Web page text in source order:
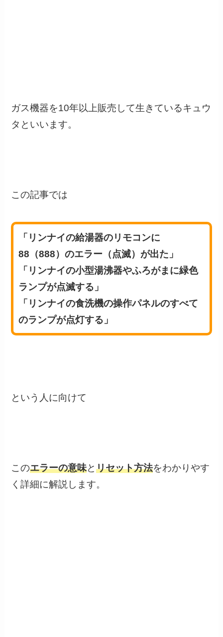
ガス機器を10年以上販売して生きているキュウ
タといいます。
この記事では
「リンナイの給湯器のリモコンに
88（888）のエラー（点滅）が出た」
「リンナイの小型湯沸器やふろがまに緑色
ランプが点滅する」
「リンナイの食洗機の操作パネルのすべて
のランプが点灯する」
という人に向けて
このエラーの意味とリセット方法をわかりやす
く詳細に解説します。